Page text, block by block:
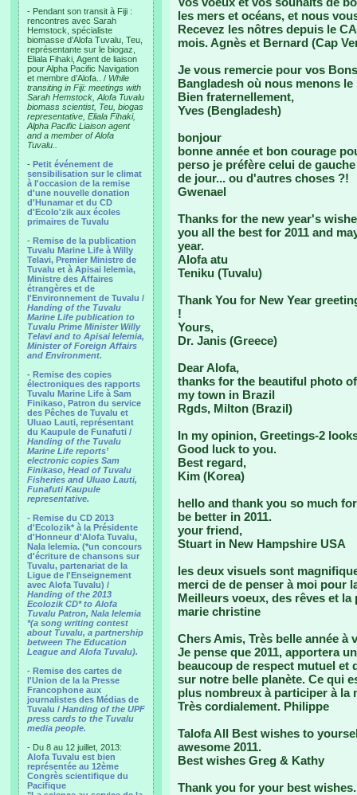
- Pendant son transit à Fiji :
rencontres avec Sarah
Hemstock, spécialiste
biomasse d’Alofa Tuvalu, Teu,
représentante sur le biogaz,
Eliala Fihaki, Agent de liaison
pour Alpha Pacific Navigation
et membre d’Alofa.. / While
transiting in Fiji: meetings with
Sarah Hemstock, Alofa Tuvalu
biomass scientist, Teu, biogas
representative, Eliala Fihaki,
Alpha Pacific Liaison agent
and a member of Alofa
Tuvalu..
- Petit événement de
sensibilisation sur le climat
à l'occasion de la remise
d'une nouvelle donation
d'Hunamar et du CD
d'Ecolo'zik aux écoles
primaires de Tuvalu
- Remise de la publication
Tuvalu Marine Life à Willy
Telavi, Premier Ministre de
Tuvalu et à Apisai Ielemia,
Ministre des Affaires
étrangères et de
l'Environnement de Tuvalu /
Handing of the Tuvalu
Marine Life publication to
Tuvalu Prime Minister Willy
Telavi and to Apisai Ielemia,
Minister of Foreign Affairs
and Environment.
- Remise des copies
électroniques des rapports
Tuvalu Marine Life à Sam
Finikaso, Patron du service
des Pêches de Tuvalu et
Uluao Lauti, représentant
du Kaupule de Funafuti /
Handing of the Tuvalu
Marine Life reports’
electronic copies Sam
Finikaso, Head of Tuvalu
Fisheries and Uluao Lauti,
Funafuti Kaupule
representative.
- Remise du CD 2013
d'Ecolozik* à la Présidente
d'Honneur d'Alofa Tuvalu,
Nala Ielemia. (*un concours
d'écriture de chansons sur
Tuvalu, partenariat de la
Ligue de l'Enseignement
avec Alofa Tuvalu) /
Handing of the 2013
Ecolozik CD* to Alofa
Tuvalu Patron, Nala Ielemia
*(a song writing contest
about Tuvalu, a partnership
between The Education
League and Alofa Tuvalu).
- Remise des cartes de
l'Union de la la Presse
Francophone aux
journalistes des Médias de
Tuvalu / Handing of the UPF
press cards to the Tuvalu
media people.
- Du 8 au 12 juillet, 2013:
Alofa Tuvalu est bien
représentée au 12ème
Congrès scientifique du
Pacifique
les mers et océans, et nous
Recevez les nôtres depuis le
mois. Agnès et Bernard (Cap
Je vous remercie pour vos
Bangladesh où nous menons le
Bien fraternellement,
Yves (Bengladesh)
bonjour
bonne année et bon courage
perso je préfère celui de
de jour... ou d'autres choses ?!
Gwenael
Thanks for the new year's
you all the best for 2011 and
year.
Alofa atu
Teniku (Tuvalu)
Thank You for New Year
!
Yours,
Dr. Janis (Greece)
Dear Alofa,
thanks for the beautiful photo
my town in Brazil
Rgds, Milton (Brazil)
In my opinion, Greetings-2
Good luck to you.
Best regard,
Kim (Korea)
hello and thank you so much
be better in 2011.
your friend,
Stuart in New Hampshire USA
les deux visuels sont
merci de de penser à moi pour
Meilleurs voeux, des rêves et la
marie christine
Chers Amis, Très belle année à
Je pense que 2011, apportera
beaucoup de respect mutuel et
sur notre belle planète. Ce qui
plus nombreux à participer à la
Très cordialement. Philippe
Talofa All Best wishes to
awesome 2011.
Best wishes Greg & Kathy
Thank you for your best